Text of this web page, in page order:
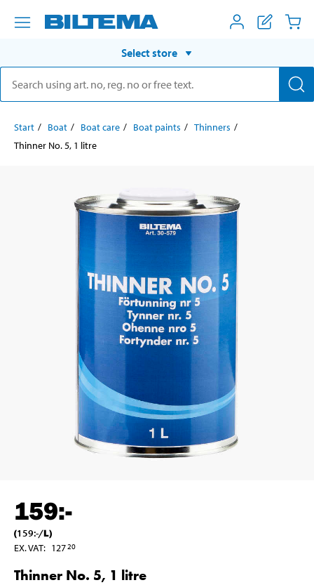
Select store
Start Boat Boat care Boat paints
Thinners
Thinner No. 5, 1 litre
159:-
(159:-/L)
EX. VAT: 12720
Thinner No. 5, 1 litre